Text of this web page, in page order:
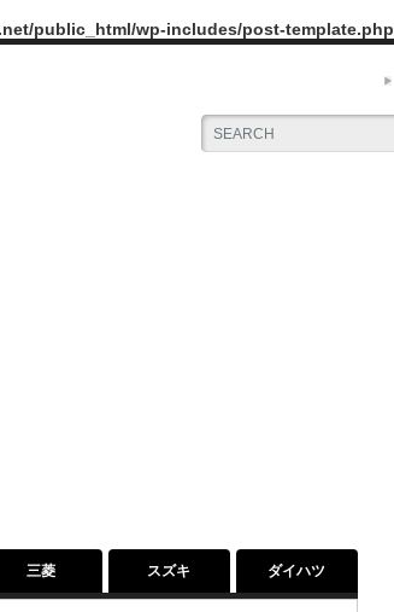
public_html/wp-includes/post-template.php
三菱 スズキ ダイハツ